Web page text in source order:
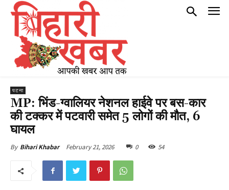
पटना
MP: भिंड-ग्वालियर नेशनल हाईवे पर बस-कार
की टक्कर में पटवारी समेत 5 लोगों की मौत, 6
घायल
By Bihari Khabar February 21, 2026 0 54